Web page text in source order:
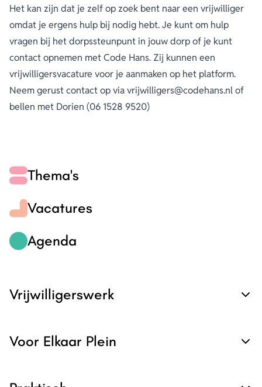
Het kan zijn dat je zelf op zoek bent naar een vrijwilliger
omdat je ergens hulp bij nodig hebt. Je kunt om hulp
vragen bij het dorpssteunpunt in jouw dorp of je kunt
contact opnemen met Code Hans. Zij kunnen een
vrijwilligersvacature voor je aanmaken op het platform.
Neem gerust contact op via vrijwilligers@codehans.nl of
bellen met Dorien (06 1528 9520)
Thema's
Vacatures
Agenda
Vrijwilligerswerk
Voor Elkaar Plein